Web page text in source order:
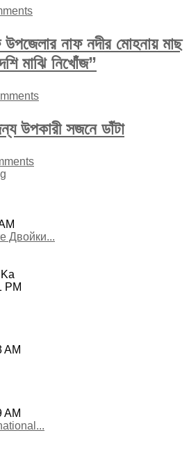
উপজেলার নাফ নদীর মোহনায় মাছ
মাঝি নিখোঁজ”
উপকারী সজনে ডাঁটা
Двойки...
PM
AM
AM